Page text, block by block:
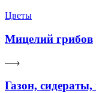
Цветы
Мицелий грибов
Газон,